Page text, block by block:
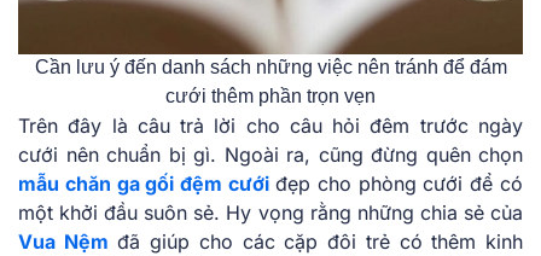
Cần lưu ý đến danh sách những việc nên tránh để đám
cưới thêm phần trọn vẹn
Trên đây là câu trả lời cho câu hỏiđêm trước ngày
cưới nên chuẩn bị gì. Ngoài ra, cũng đừng quên chọn
mẫu chăn ga gối đệm cưới đẹp cho phòng cưới để có
một khởi đầu suôn sẻ. Hy vọng rằng những chia sẻ của
Vua Nệm đã giúp cho các cặp đôi trẻ có thêm kinh